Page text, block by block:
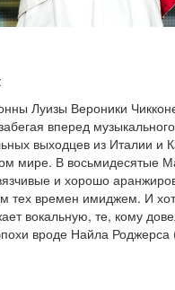
Луизы Вероники
вперед
выходцев из Италии и
мире. В восьмидесятые
и хорошо
тех времен имиджем. И
вокальную, те, кому
вроде Найла